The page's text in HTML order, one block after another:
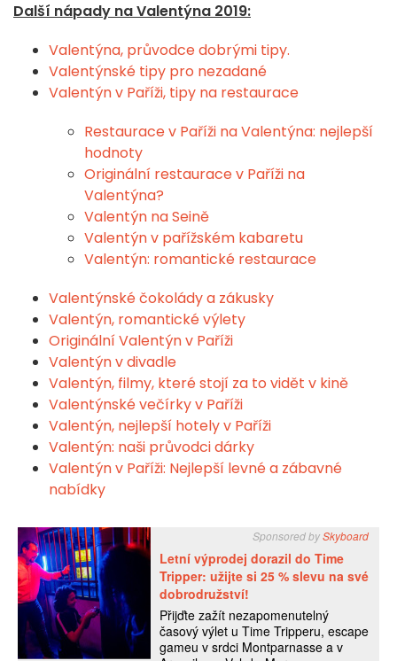
Další nápady na Valentýna 2019:
Valentýna, průvodce dobrými tipy.
Valentýnské tipy pro nezadané
Valentýn v Paříži, tipy na restaurace
Restaurace v Paříži na Valentýna: nejlepší
hodnoty
Originální restaurace v Paříži na
Valentýna?
Valentýn na Seině
Valentýn v pařížském kabaretu
Valentýn: romantické restaurace
Valentýnské čokolády a zákusky
Valentýn, romantické výlety
Originální Valentýn v Paříži
Valentýn v divadle
Valentýn, filmy, které stojí za to vidět v kině
Valentýnské večírky v Paříži
Valentýn, nejlepší hotely v Paříži
Valentýn: naši průvodci dárky
Valentýn v Paříži: Nejlepší levné a zábavné
nabídky